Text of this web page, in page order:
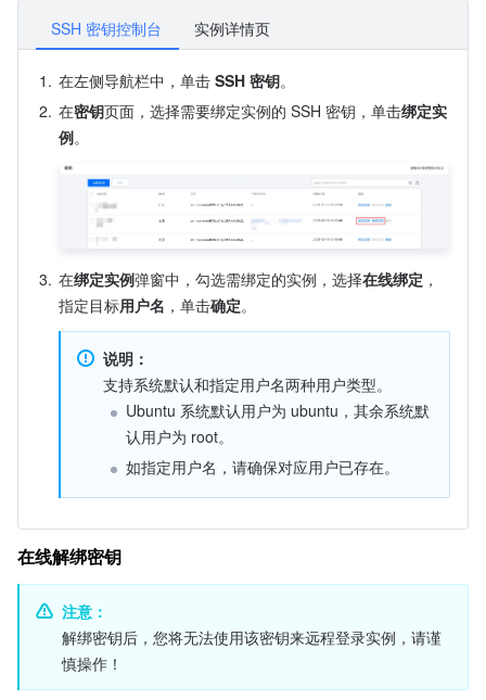
SSH 密钥控制台 实例详情页
1. 在左侧导航栏中，单击 SSH 密钥。
2. 在密钥页面，选择需要绑定实例的 SSH 密钥，单击绑定实
例。
3. 在绑定实例弹窗中，勾选需绑定的实例，选择在线绑定 ，
指定目标用户名 ，单击确定。
说明：
支持系统默认和指定用户名两种用户类型。
Ubuntu 系统默认用户为 ubuntu，其余系统默
认用户为 root。
如指定用户名，请确保对应用户已存在。
在线解绑密钥
注意：
解绑密钥后，您将无法使用该密钥来远程登录实例，请谨
慎操作！